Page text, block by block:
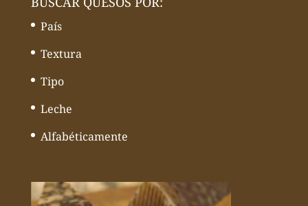
País
Textura
Tipo
Leche
Alfabéticamente